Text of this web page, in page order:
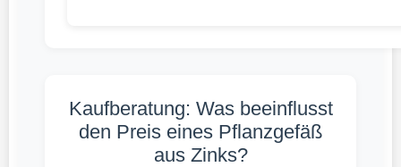
Kaufberatung: Was beeinflusst
den Preis eines Pflanzgefäß
aus Zinks?